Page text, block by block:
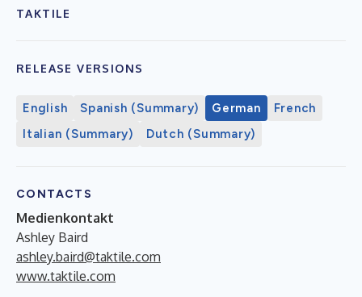
TAKTILE
RELEASE VERSIONS
English Spanish (Summary) German
French
Italian (Summary)
Dutch (Summary)
CONTACTS
Medienkontakt
Ashley Baird
ashley.baird@taktile.com
www.taktile.com